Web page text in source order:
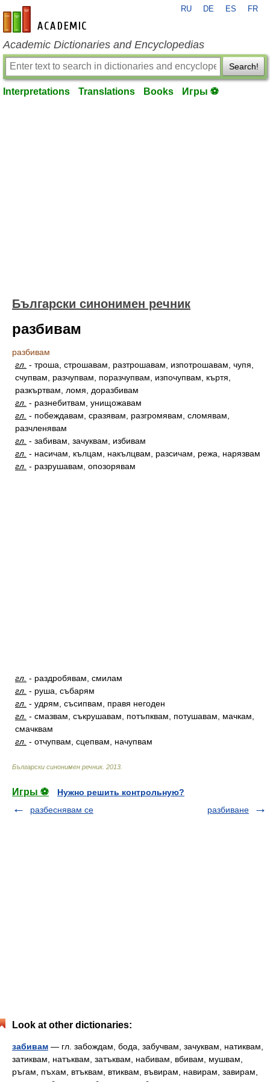
en-academic.com
RU DE ES FR
Academic Dictionaries and Encyclopedias
Search!
Interpretations Translations Books Игры ⚽
Български синонимен речник
разбивам
разбивам
гл. - троша, строшавам, разтрошавам, изпотрошавам, чупя,
счупвам, разчупвам, поразчупвам, изпочупвам, къртя,
разкъртвам, ломя, доразбивам
гл. - разнебитвам, унищожавам
гл. - побеждавам, сразявам, разгромявам, сломявам,
разчленявам
гл. - забивам, зачуквам, избивам
гл. - насичам, кълцам, накълцвам, разсичам, режа, нарязвам
гл. - разрушавам, опозорявам
гл. - раздробявам, смилам
гл. - руша, събарям
гл. - удрям, съсипвам, правя негоден
гл. - смазвам, съкрушавам, потъпквам, потушавам, мачкам,
смачквам
гл. - отчупвам, сцепвам, начупвам
Български синонимен речник. 2013
Игры ⚽
Нужно решить контрольную?
разбеснявам се
разбиване
Look at other dictionaries:
забивам — гл. забождам, бода, забучвам, зачуквам, натиквам,
затиквам, натъквам, затъквам, набивам, вбивам, мушвам,
ръгам, пъхам, втъквам, втиквам, въвирам, навирам, завирам,